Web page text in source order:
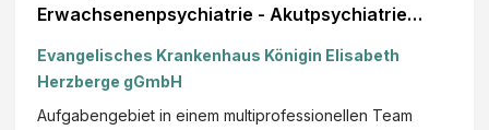
Erwachsenenpsychiatrie - Akutpsychiatrie
Evangelisches Krankenhaus Königin Elisabeth
Herzberge gGmbH
Aufgabengebiet in einem multiprofessionellen Team